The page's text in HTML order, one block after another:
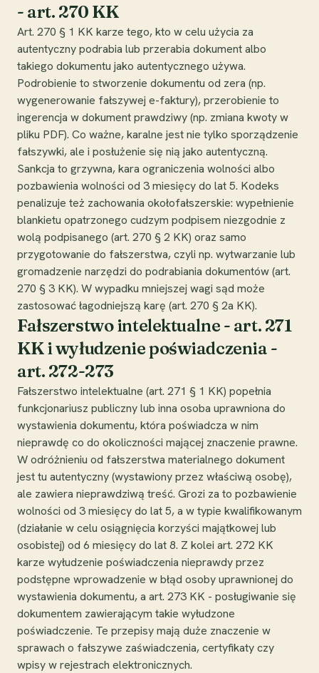
- art. 270 KK
Art. 270 § 1 KK karze tego, kto w celu użycia za
autentyczny podrabia lub przerabia dokument albo
takiego dokumentu jako autentycznego używa.
Podrobienie to stworzenie dokumentu od zera (np.
wygenerowanie fałszywej e-faktury), przerobienie to
ingerencja w dokument prawdziwy (np. zmiana kwoty w
pliku PDF). Co ważne, karalne jest nie tylko sporządzenie
fałszywki, ale i posłużenie się nią jako autentyczną.
Sankcja to grzywna, kara ograniczenia wolności albo
pozbawienia wolności od 3 miesięcy do lat 5. Kodeks
penalizuje też zachowania okołofałszerskie: wypełnienie
blankietu opatrzonego cudzym podpisem niezgodnie z
wolą podpisanego (art. 270 § 2 KK) oraz samo
przygotowanie do fałszerstwa, czyli np. wytwarzanie lub
gromadzenie narzędzi do podrabiania dokumentów (art.
270 § 3 KK). W wypadku mniejszej wagi sąd może
zastosować łagodniejszą karę (art. 270 § 2a KK).
Fałszerstwo intelektualne - art. 271
KK i wyłudzenie poświadczenia -
art. 272-273
Fałszerstwo intelektualne (art. 271 § 1 KK) popełnia
funkcjonariusz publiczny lub inna osoba uprawniona do
wystawienia dokumentu, która poświadcza w nim
nieprawdę co do okoliczności mającej znaczenie prawne.
W odróżnieniu od fałszerstwa materialnego dokument
jest tu autentyczny (wystawiony przez właściwą osobę),
ale zawiera nieprawdziwą treść. Grozi za to pozbawienie
wolności od 3 miesięcy do lat 5, a w typie kwalifikowanym
(działanie w celu osiągnięcia korzyści majątkowej lub
osobistej) od 6 miesięcy do lat 8. Z kolei art. 272 KK
karze wyłudzenie poświadczenia nieprawdy przez
podstępne wprowadzenie w błąd osoby uprawnionej do
wystawienia dokumentu, a art. 273 KK - posługiwanie się
dokumentem zawierającym takie wyłudzone
poświadczenie. Te przepisy mają duże znaczenie w
sprawach o fałszywe zaświadczenia, certyfikaty czy
wpisy w rejestrach elektronicznych.